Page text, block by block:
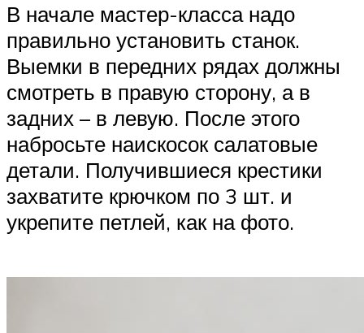
В начале мастер-класса надо
правильно установить станок.
Выемки в передних рядах должны
смотреть в правую сторону, а в
задних – в левую. После этого
набросьте наискосок салатовые
детали. Получившиеся крестики
захватите крючком по 3 шт. и
укрепите петлей, как на фото.